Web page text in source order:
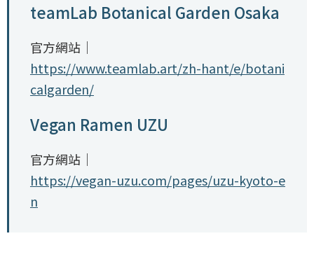
teamLab Botanical Garden Osaka
官方網站｜
https://www.teamlab.art/zh-hant/e/botani
calgarden/
Vegan Ramen UZU
官方網站｜
https://vegan-uzu.com/pages/uzu-kyoto-e
n